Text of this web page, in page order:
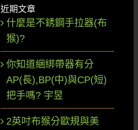
果：
近期文章
什麼是不銹鋼手拉器(布
猴)?
你知道綑綁帶器有分
AP(長),BP(中)與CP(短)
把手嗎? 宇昱
2英吋布猴分歐規與美